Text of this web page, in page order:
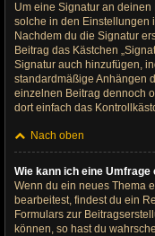
Um eine Signatur an
solche in den Einstellungen
Nachdem du die Signatur
Beitrag das Kästchen
Signatur auch hinzufügen,
standardmäßige Anhängen
einzelnen Beitrag dennoch
dort einfach das
Nach oben
Wie kann ich eine Umfrage
Wenn du ein neues Thema
bearbeitest, findest du ein
Formulars zur
können, so hast du